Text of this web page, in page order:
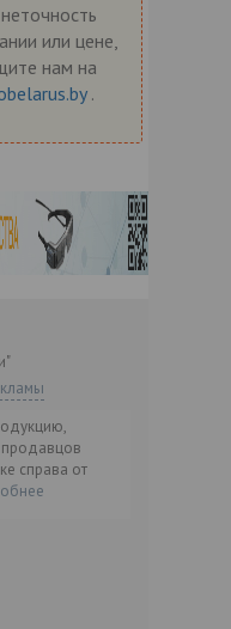
или цене,
нам на
.
справа от